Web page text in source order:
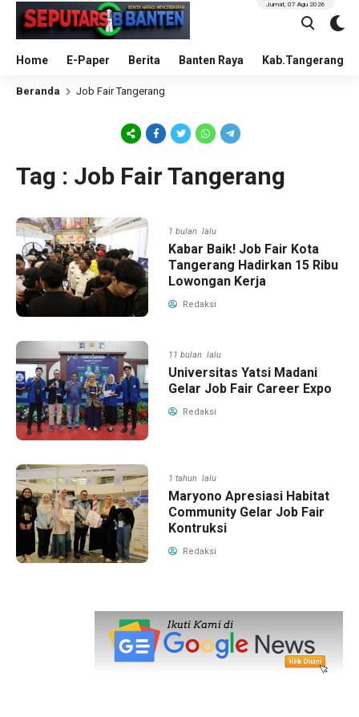
Home E-Paper Berita Banten Raya Kab.Tangerang
Jumat, 07 Agu 2026
Beranda Job Fair Tangerang
Tag : Job Fair Tangerang
1 bulan lalu
Kabar Baik! Job Fair Kota
Tangerang Hadirkan 15 Ribu
Lowongan Kerja
Redaksi
11 bulan lalu
Universitas Yatsi Madani
Gelar Job Fair Career Expo
Redaksi
1 tahun lalu
Maryono Apresiasi Habitat
Community Gelar Job Fair
Kontruksi
Redaksi